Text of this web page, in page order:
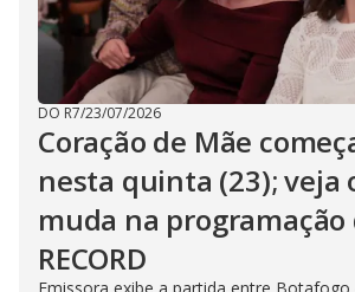
DO R7/23/07/2026
Coração de Mãe
nesta quinta (23); veja
muda na programação
RECORD